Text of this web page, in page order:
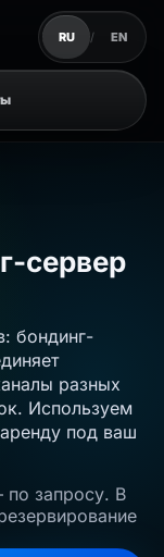
RU / EN
сервер
бондинг-
разных
Используем
под ваш
по запросу. В